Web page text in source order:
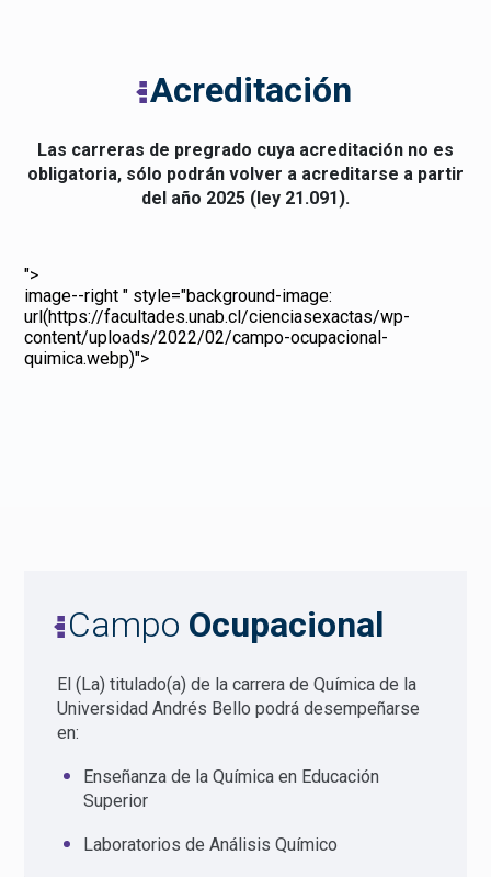
Acreditación
Las carreras de pregrado cuya acreditación no es
obligatoria, sólo podrán volver a acreditarse a partir
del año 2025 (ley 21.091).
">
Campo Ocupacional
El (La) titulado(a) de la carrera de Química de la
Universidad Andrés Bello podrá desempeñarse
en:
Enseñanza de la Química en Educación
Superior
Laboratorios de Análisis Químico
image--right" style="background-image:
url(https://facultades.unab.cl/cienciasexactas/wp-
content/uploads/2022/02/campo-ocupacional-
quimica.webp)">